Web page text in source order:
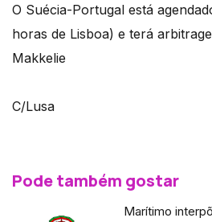
O Suécia-Portugal está
horas de Lisboa) e terá
Makkelie
C/Lusa
Pode também gostar
Marítimo